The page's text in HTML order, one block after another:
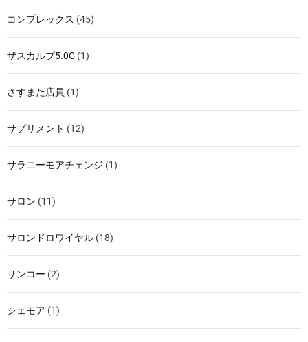
コンプレックス (45)
ザスカルプ5.0C (1)
さすまた店員 (1)
サプリメント (12)
サラニーモアチェンジ (1)
サロン (11)
サロンドロワイヤル (18)
サンコー (2)
シェモア (1)